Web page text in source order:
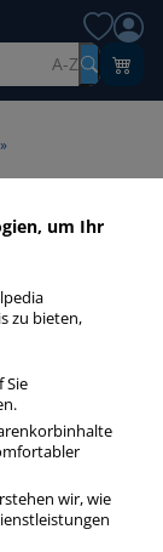
A-Z
»
Blatt
m² >
zum
90 gm² 500
um Ihr
zu bieten,
Sie
wir, wie